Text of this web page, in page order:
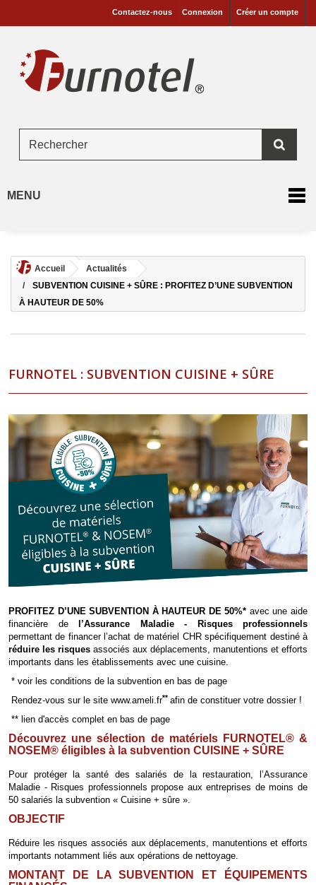
Créer un compte
Connexion
Contactez-nous
MENU
Accueil
Actualités
SUBVENTION CUISINE + SÛRE : PROFITEZ D’UNE SUBVENTION
À HAUTEUR DE 50%
FURNOTEL : SUBVENTION CUISINE + SÛRE
PROFITEZ D’UNE SUBVENTION À HAUTEUR DE 50%* avec une aide
financière de
l’Assurance Maladie - Risques professionnels
permettant de financer l’achat de matériel CHR spécifiquement destiné à
réduire les risques associés aux déplacements, manutentions et efforts
importants dans les établissements avec une cuisine.
* voir les conditions de la subvention en bas de page
Rendez-vous sur le site www.ameli.fr** afin de constituer votre dossier !
** lien d'accès complet en bas de page
Découvrez une sélection de matériels FURNOTEL®&
NOSEM® éligibles à la subvention CUISINE + SÛRE
Pour protéger la santé des salariés de la restauration, l’Assurance
Maladie - Risques professionnels propose aux entreprises de moins de
50 salariés la subvention « Cuisine + sûre ».
OBJECTIF
Réduire les risques associés aux déplacements, manutentions et efforts
importants notamment liés aux opérations de nettoyage.
MONTANT DE LA SUBVENTION ET ÉQUIPEMENTS